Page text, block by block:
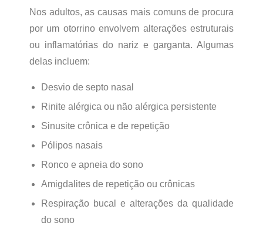
Nos adultos, as causas mais comuns de procura
por um otorrino envolvem alterações estruturais
ou inflamatórias do nariz e garganta. Algumas
delas incluem:
Desvio de septo nasal
Rinite alérgica ou não alérgica persistente
Sinusite crônica e de repetição
Pólipos nasais
Ronco e apneia do sono
Amigdalites de repetição ou crônicas
Respiração bucal e alterações da qualidade
do sono